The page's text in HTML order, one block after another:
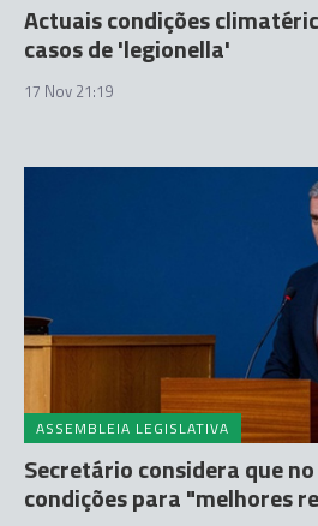
Actuais condições
casos de 'legionella'
17 Nov 21:19
ASSEMBLEIA LEGISLATIVA
Secretário considera que
condições para "melhores